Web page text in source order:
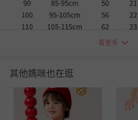
退換貨須知
您所購買的商品享有7天的鑑賞期
看更多
其他媽咪也在逛